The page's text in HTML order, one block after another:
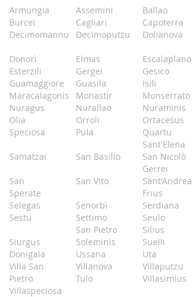
Armungia Assemini Ballao
Burcei
Cagliari Capoterra
Decimomannu
Decimoputzu Dolianova
Donorì
Elmas Escalaplano
Esterzili
Gergei Gesico
Guamaggiore
Guasila Isili
Maracalagonis
Monastir Monserrato
Nuragus
Nurallao Nuraminis
Olia
Speciosa
Orroli Ortacesus
Pula
Quartu
Sant'Elena
Samatzai
San Basilio
San Nicolò
Gerrei
San
Sperate
San Vito
Sant'Andrea
Frius
Selegas
Senorbì Serdiana
Sestu
Settimo
San Pietro
Seulo
Silius
Siurgus
Donigala
Soleminis Suelli
Ussana
Uta
Villa San
Pietro
Villanova
Tulo
Villaputzu
Villasimius
Villaspeciosa